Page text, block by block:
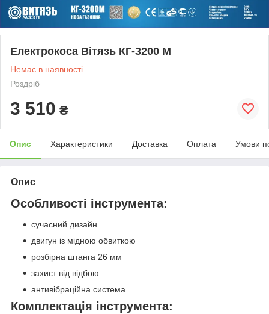
Електрокоса Вітязь КГ-3200 М
Немає в наявності
Роздріб
3 510 ₴
Опис Характеристики Доставка Оплата Умови
Опис
Особливості інструмента:
сучасний дизайн
двигун із мідною обвиткою
розбірна штанга 26 мм
захист від відбою
антивібраційна система
Комплектація інструмента: